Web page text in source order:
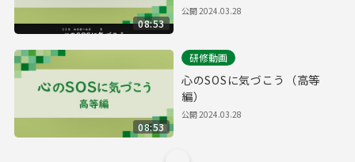
08:53
公開2024.03.28
08:53
研修動画
心のSOSに気づこう（高等
編）
公開2024.03.28